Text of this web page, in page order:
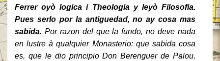
Ferrer oyò logica i Theologia y leyò Filosofia.
Pues serlo por la antiguedad, no ay cosa mas
sabida. Por razon del que la fundo, no deve nada
en lustre à qualquier Monasterio: que sabida cosa
es, que le dio principio Don Berenguer de Palou,